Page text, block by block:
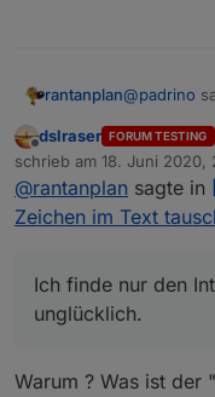
rantanplan@padrino
@
Witzig,
durch
gemerkt
Ich finde
unglücklich.
Offline
dslraser FORUM TESTING
schrieb am 18. Juni 2020,
zuletzt editiert von
@rantanplan sagte in
Zeichen im Text
Ich finde nur den
unglücklich.
Warum ? Was ist der